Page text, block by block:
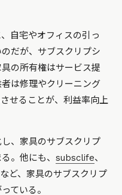
自宅やオフィスの引っ
だが、サブスクリプシ
の所有権はサービス提
は修理やクリーニング
せることが、利益率向上
、家具のサブスクリプ
。他にも、subsclife、
など、家具のサブスクリプ
ている。